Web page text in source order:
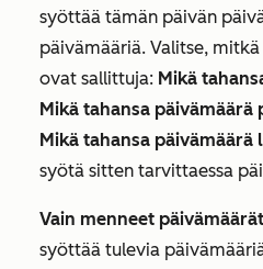
syöttää tämän päivän
päivämääriä. Valitse,
ovat sallittuja: Mikä
Mikä tahansa päivämäärä
Mikä tahansa
syötä sitten tarvittaessa
Vain menneet päivämäärät
syöttää tulevia